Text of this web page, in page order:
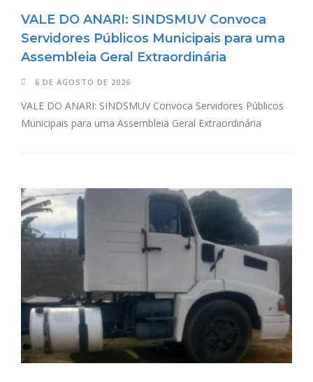
VALE DO ANARI: SINDSMUV Convoca
Servidores Públicos Municipais para uma
Assembleia Geral Extraordinária
6 DE AGOSTO DE 2026
VALE DO ANARI: SINDSMUV Convoca Servidores Públicos
Municipais para uma Assembleia Geral Extraordinária